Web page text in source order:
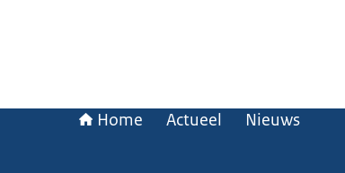
Home Actueel Nieuws